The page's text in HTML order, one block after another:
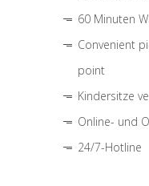
60 Minuten
Convenient
point
Kindersitze
Online- und
24/7-Hotline